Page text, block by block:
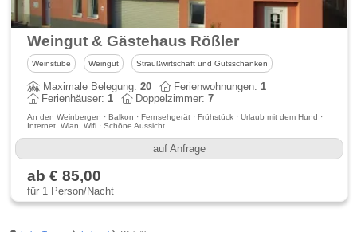
Weingut & Gästehaus Rößler
Weinstube Weingut Straußwirtschaft und Gutsschänken
Maximale Belegung:20 Ferienwohnungen:1
Ferienhäuser:1 Doppelzimmer:7
An den Weinbergen · Balkon · Fernsehgerät · Frühstück · Urlaub mit dem Hund ·
Internet, Wlan, Wifi · Schöne Aussicht
auf Anfrage
ab € 85,00
für 1 Person/Nacht